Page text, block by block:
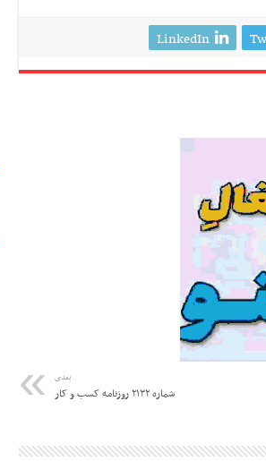
LinkedIn
بعدی
شماره ۲۱۳۲ روزنامه کسب و کار